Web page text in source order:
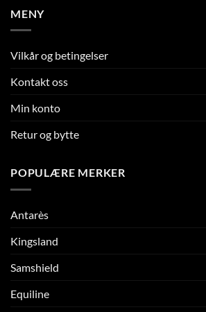
MENY
Vilkår og betingelser
Kontakt oss
Min konto
Retur og bytte
POPULÆRE MERKER
Antarès
Kingsland
Samshield
Equiline